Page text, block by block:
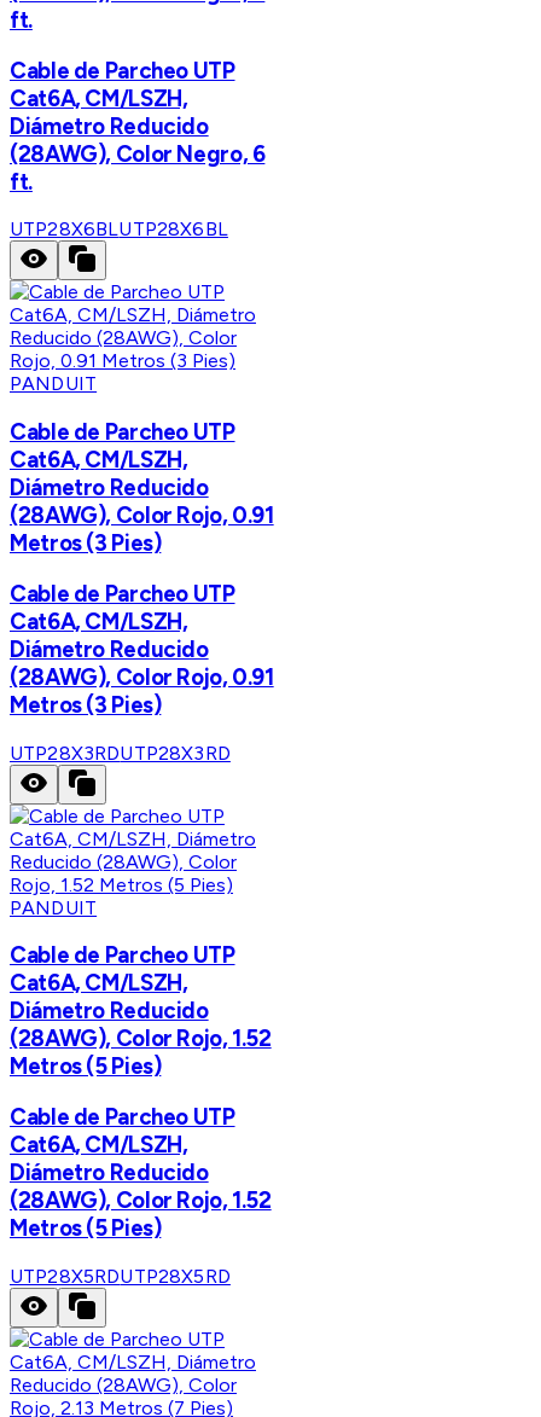
ft.
Cable de Parcheo UTP
Cat6A, CM/LSZH,
Diámetro Reducido
(28AWG), Color Negro, 6
ft.
UTP28X6BLUTP28X6BL
PANDUIT
Cable de Parcheo UTP
Cat6A, CM/LSZH,
Diámetro Reducido
(28AWG), Color Rojo, 0.91
Metros (3 Pies)
Cable de Parcheo UTP
Cat6A, CM/LSZH,
Diámetro Reducido
(28AWG), Color Rojo, 0.91
Metros (3 Pies)
UTP28X3RDUTP28X3RD
PANDUIT
Cable de Parcheo UTP
Cat6A, CM/LSZH,
Diámetro Reducido
(28AWG), Color Rojo, 1.52
Metros (5 Pies)
Cable de Parcheo UTP
Cat6A, CM/LSZH,
Diámetro Reducido
(28AWG), Color Rojo, 1.52
Metros (5 Pies)
UTP28X5RDUTP28X5RD